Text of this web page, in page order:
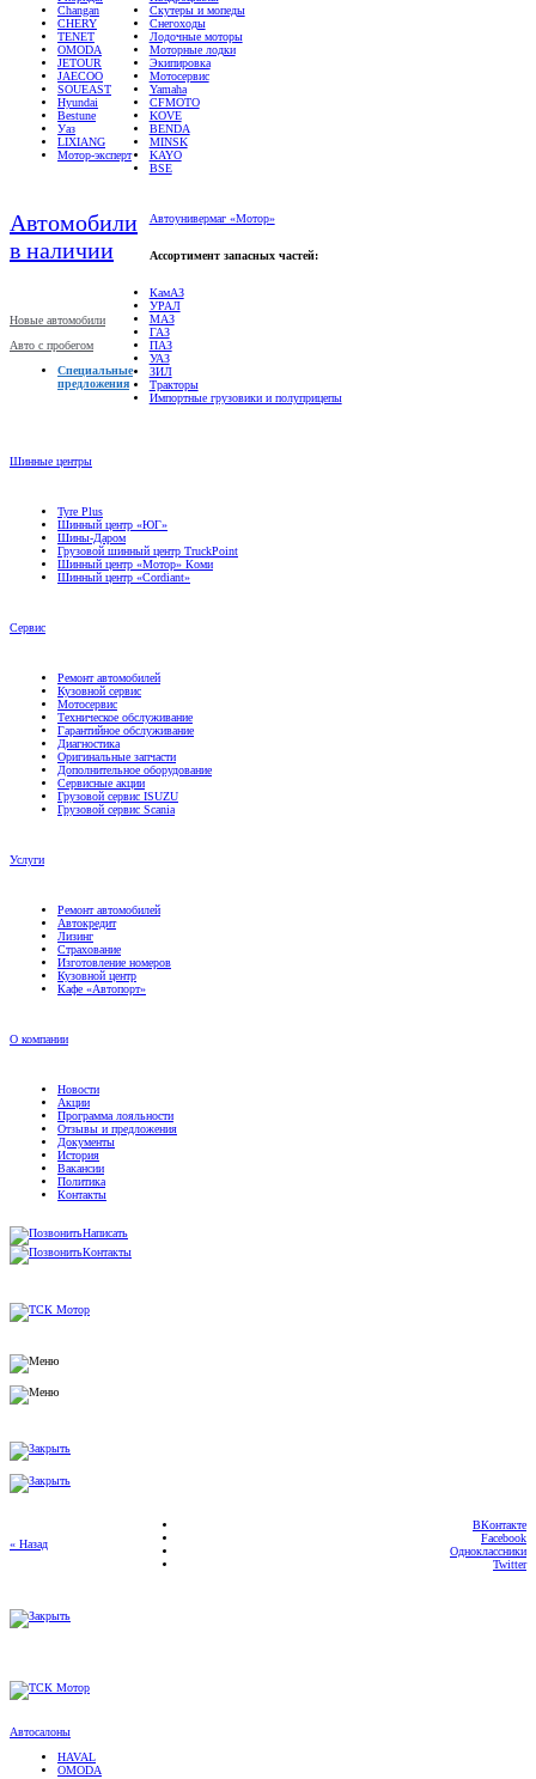
CHERY
TENET
OMODA
JETOUR
JAECOO
SOUEAST
Hyundai
Bestune
Уаз
LIXIANG
Мотор-эксперт
в наличии
Авто с пробегом
Специальные
предложения
Снегоходы
Лодочные моторы
Моторные лодки
Экипировка
Мотосервис
Yamaha
CFMOTO
KOVE
BENDA
MINSK
KAYO
BSE
УРАЛ
МАЗ
ГАЗ
ПАЗ
УАЗ
ЗИЛ
Тракторы
Импортные грузовики и полуприцепы
Шинный центр «ЮГ»
Шины-Даром
Грузовой шинный центр TruckPoint
Шинный центр «Мотор» Коми
Шинный центр «Cordiant»
Кузовной сервис
Мотосервис
Техническое обслуживание
Гарантийное обслуживание
Диагностика
Оригинальные запчасти
Дополнительное оборудование
Сервисные акции
Грузовой сервис ISUZU
Грузовой сервис Scania
Автокредит
Лизинг
Страхование
Изготовление номеров
Кузовной центр
Кафе «Автопорт»
Акции
Программа лояльности
Отзывы и предложения
Документы
История
Вакансии
Политика
Контакты
Контакты
Facebook
Одноклассники
Twitter
HAVAL
OMODA
CHERY